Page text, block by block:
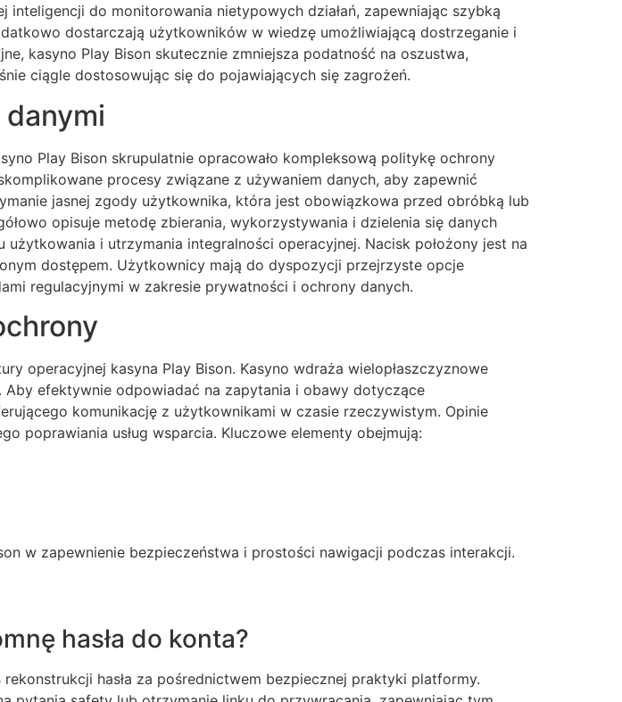
do monitorowania nietypowych działań, zapewniając szybką
dostarczają użytkowników w wiedzę umożliwiającą dostrzeganie i
kasyno Play Bison skutecznie zmniejsza podatność na oszustwa,
ciągle dostosowując się do pojawiających się zagrożeń.
Play Bison skrupulatnie opracowało kompleksową politykę ochrony
procesy związane z używaniem danych, aby zapewnić
jasnej zgody użytkownika, która jest obowiązkowa przed obróbką lub
opisuje metodę zbierania, wykorzystywania i dzielenia się danych
i utrzymania integralności operacyjnej. Nacisk położony jest na
dostępem. Użytkownicy mają do dyspozycji przejrzyste opcje
regulacyjnymi w zakresie prywatności i ochrony danych.
operacyjnej kasyna Play Bison. Kasyno wdraża wielopłaszczyznowe
Aby efektywnie odpowiadać na zapytania i obawy dotyczące
komunikację z użytkownikami w czasie rzeczywistym. Opinie
poprawiania usług wsparcia. Kluczowe elementy obejmują:
w zapewnienie bezpieczeństwa i prostości nawigacji podczas interakcji.
hasła do konta?
hasła za pośrednictwem bezpiecznej praktyki platformy.